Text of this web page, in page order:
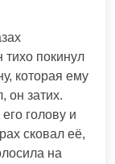
тихо покинул
которая ему
он затих.
голову и
сковал её,
на